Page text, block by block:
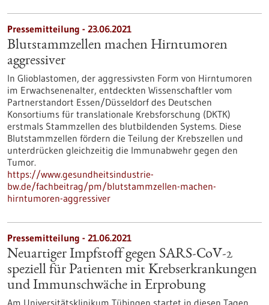
Pressemitteilung - 23.06.2021
Blutstammzellen machen Hirntumoren
aggressiver
In Glioblastomen, der aggressivsten Form von Hirntumoren
im Erwachsenenalter, entdeckten Wissenschaftler vom
Partnerstandort Essen/Düsseldorf des Deutschen
Konsortiums für translationale Krebsforschung (DKTK)
erstmals Stammzellen des blutbildenden Systems. Diese
Blutstammzellen fördern die Teilung der Krebszellen und
unterdrücken gleichzeitig die Immunabwehr gegen den
Tumor.
https://www.gesundheitsindustrie-
bw.de/fachbeitrag/pm/blutstammzellen-machen-
hirntumoren-aggressiver
Pressemitteilung - 21.06.2021
Neuartiger Impfstoff gegen SARS-CoV-2
speziell für Patienten mit Krebserkrankungen
und Immunschwäche in Erprobung
Am Universitätsklinikum Tübingen startet in diesen Tagen